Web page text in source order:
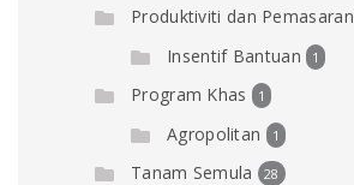
Produktiviti dan Pemasaran
Insentif Bantuan 1
Program Khas 1
Agropolitan 1
Tanam Semula 28